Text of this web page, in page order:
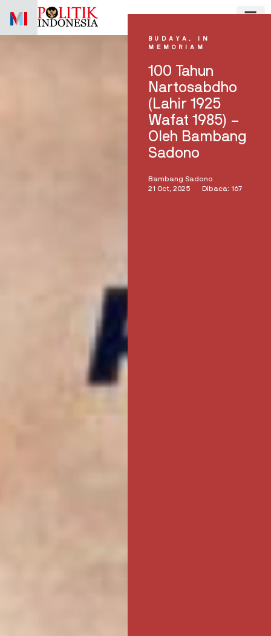
BUDAYA,
IN
MEMORIAM
100 Tahun
Nartosabdho
(Lahir 1925
Wafat 1985) –
Oleh Bambang
Sadono
Bambang Sadono
21 Oct, 2025
Dibaca: 167